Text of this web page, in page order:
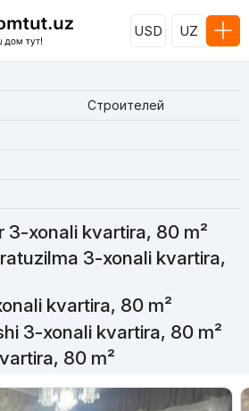
USD UZ
Строителей
3-xonali kvartira, 80 m²
3-xonali kvartira,
kvartira, 80 m²
3-xonali kvartira, 80 m²
80 m²